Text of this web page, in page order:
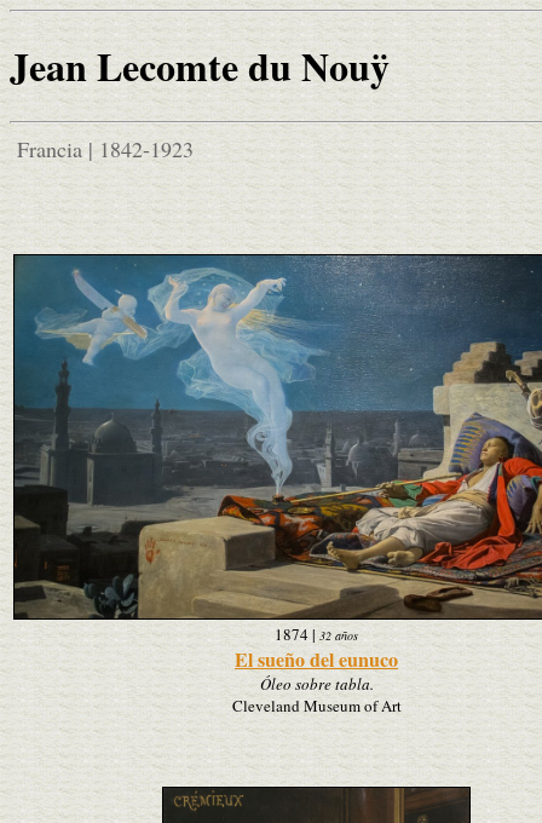
Jean Lecomte du Nouÿ
Francia | 1842-1923
1874| 32 años
El sueño del eunuco
Óleo sobre tabla.
Cleveland Museum of Art